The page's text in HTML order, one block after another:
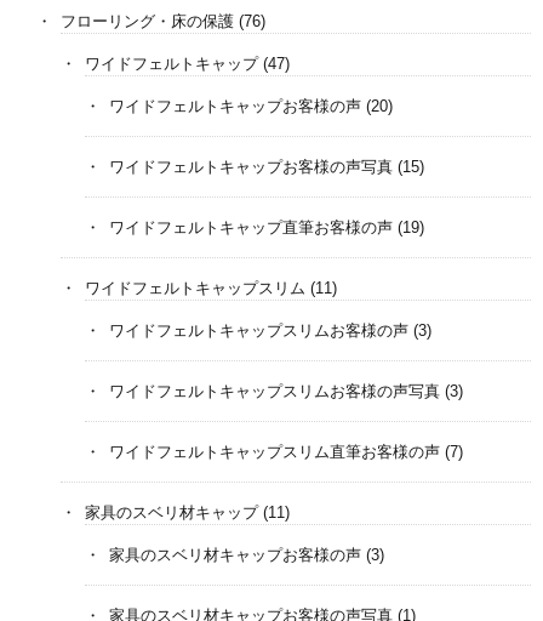
フローリング・床の保護 (76)
ワイドフェルトキャップ(47)
ワイドフェルトキャップお客様の声 (20)
ワイドフェルトキャップお客様の声写真 (15)
ワイドフェルトキャップ直筆お客様の声 (19)
ワイドフェルトキャップスリム (11)
ワイドフェルトキャップスリムお客様の声 (3)
ワイドフェルトキャップスリムお客様の声写真 (3)
ワイドフェルトキャップスリム直筆お客様の声 (7)
家具のスベリ材キャップ(11)
家具のスベリ材キャップお客様の声 (3)
家具のスベリ材キャップお客様の声写真 (1)